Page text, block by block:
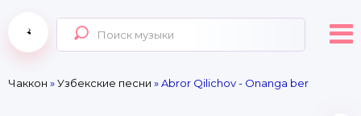
Чаккон »Узбекские песни » Abror Qilichov - Onanga ber